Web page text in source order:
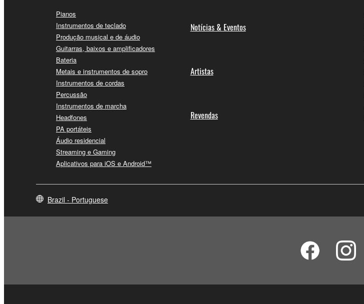
Pianos
Instrumentos de teclado
Produção musical e de áudio
Guitarras, baixos e amplificadores
Bateria
Metais e instrumentos de sopro
Instrumentos de cordas
Percussão
Instrumentos de marcha
Headfones
PA portáteis
Áudio residencial
Streaming e Gaming
Aplicativos para iOS e Android™
Notícias & Eventos
Artistas
Revendas
Brazil - Portuguese